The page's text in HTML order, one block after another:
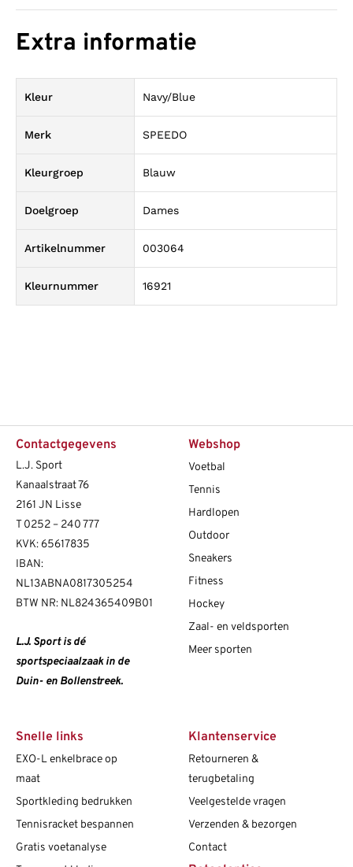
Extra informatie
Kleur Navy/Blue
Merk SPEEDO
Kleurgroep Blauw
Doelgroep Dames
Artikelnummer 003064
Kleurnummer 16921
Contactgegevens
L.J. Sport
Kanaalstraat 76
2161 JN Lisse
T 0252 – 240 777
KVK: 65617835
IBAN:
NL13ABNA0817305254
BTW NR: NL824365409B01
L.J. Sport is dé
sportspeciaalzaak in de
Duin- en Bollenstreek.
Webshop
Voetbal
Tennis
Hardlopen
Outdoor
Sneakers
Fitness
Hockey
Zaal- en veldsporten
Meer sporten
Snelle links
EXO-L enkelbrace op
maat
Sportkleding bedrukken
Tennisracket bespannen
Gratis voetanalyse
Klantenservice
Retourneren &
terugbetaling
Veelgestelde vragen
Verzenden & bezorgen
Contact